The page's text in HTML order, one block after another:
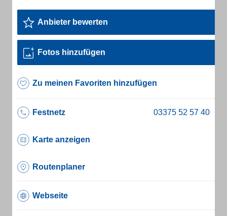
Anbieter bewerten
Fotos hinzufügen
Zu meinen Favoriten hinzufügen
Festnetz
Karte anzeigen
Routenplaner
Webseite